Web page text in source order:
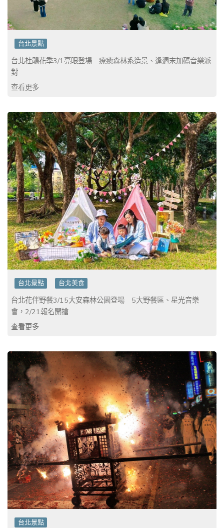
台北景點
台北杜鵑花季3/1亮眼登場 療癒森林系造景、逢週末加碼音樂派
對
查看更多
台北景點 台北美食
台北花伴野餐3/15大安森林公園登場 5大野餐區、星光音樂
會，2/21報名開搶
查看更多
台北景點